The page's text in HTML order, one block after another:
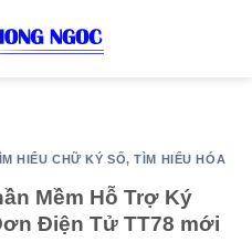
HIỂU CHỮ KÝ SỐ,TÌM HIỂU HÓA
Mềm Hỗ Trợ Ký
Điện Tử TT78 mới